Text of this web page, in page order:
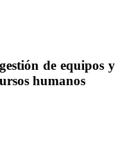
de equipos y
humanos